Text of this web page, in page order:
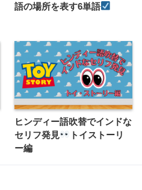
語の場所を表す6単語
ヒンディー語吹替でインドな
セリフ発見
トイストーリ
ー編